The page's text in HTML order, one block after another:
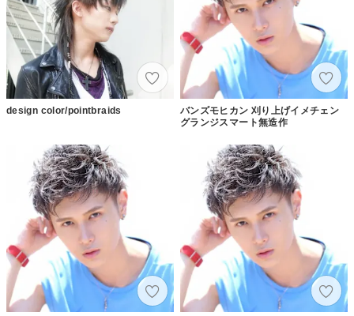
design color/pointbraids
バンズモヒカン 刈り上げイメチェン
グランジスマート無造作